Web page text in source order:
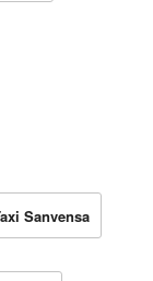
Sanvensa